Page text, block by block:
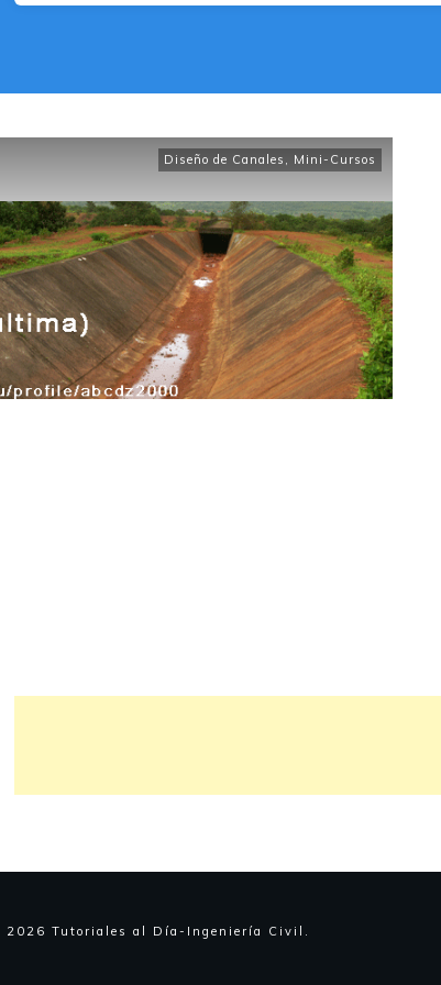
Diseño de Canales , Mini-Cursos
2026 Tutoriales al Día-Ingeniería Civil .